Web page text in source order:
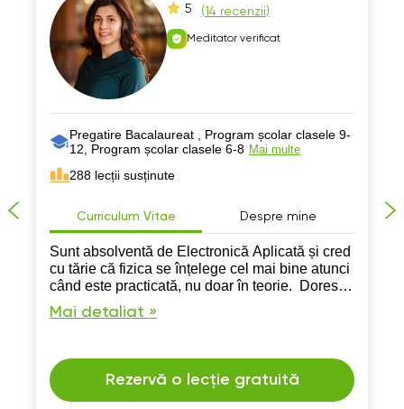
5 (14 recenzii)
Meditator verificat
Pregatire Bacalaureat , Program școlar clasele 9-
12, Program școlar clasele 6-8 Mai multe
288 lecții susținute
Curriculum Vitae Despre mine
Sunt absolventă de Electronică Aplicată și cred
cu tărie că fizica se înțelege cel mai bine atunci
când este practicată, nu doar în teorie. Doresc
să creez un mediu interactiv în care elevii să se
simtă liberi să pună întrebări și să
Mai detaliat »
Rezervă o lecție gratuită